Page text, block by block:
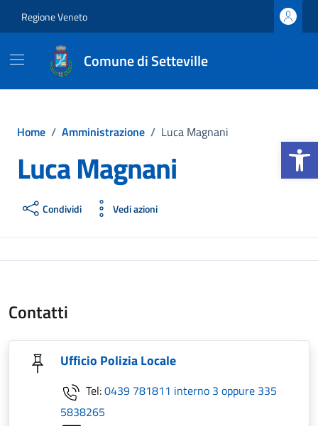
Apri la
Regione Veneto
Comune di Setteville
Home / Amministrazione / Luca Magnani
Luca Magnani
Condividi Vedi azioni
Contatti
Ufficio Polizia Locale
Tel:0439 781811 interno 3 oppure 335
5838265